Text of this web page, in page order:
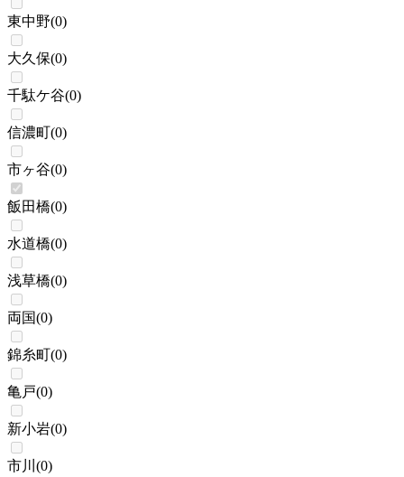
東中野(0)
大久保(0)
千駄ケ谷(0)
信濃町(0)
市ヶ谷(0)
飯田橋(0)
水道橋(0)
浅草橋(0)
両国(0)
錦糸町(0)
亀戸(0)
新小岩(0)
市川 (0)